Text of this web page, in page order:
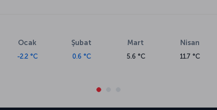
Ocak
-2.2 °C
Şubat
0.6 °C
Mart
5.6 °C
Nisan
11.7 °C